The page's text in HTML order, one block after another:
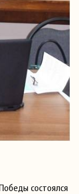
состоялся